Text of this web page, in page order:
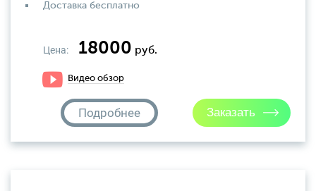
Доставка бесплатно
Цена: 18000 руб.
Видео обзор
Подробнее